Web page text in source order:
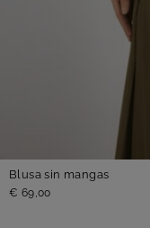
Blusa sin mangas
€ 69,00